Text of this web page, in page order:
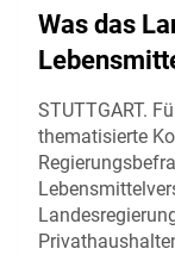
Was das
STUTTGART.
thematisierte